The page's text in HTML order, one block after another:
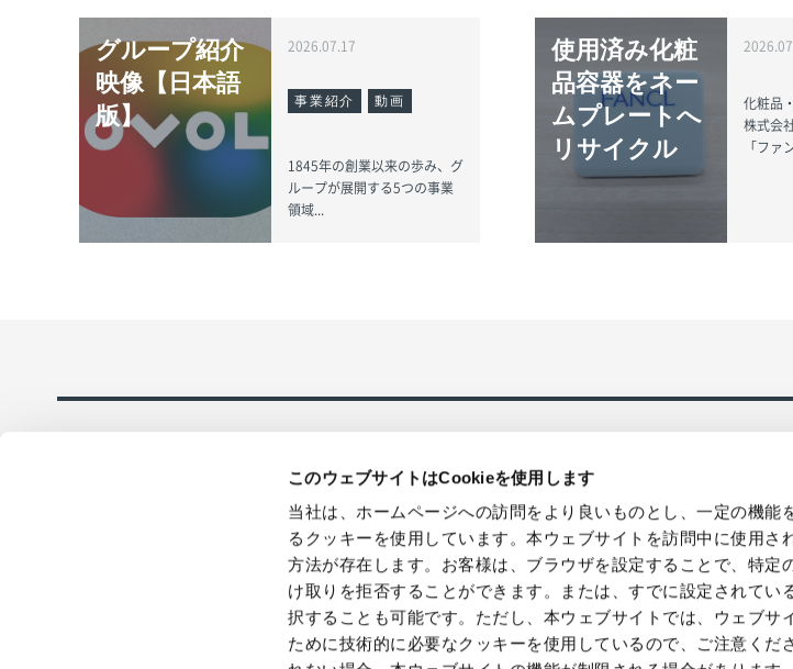
このウェブサイトはCookieを使用します
当社は、ホームページへの訪問をより良いものとし、一定の機能
るクッキーを使用しています。本ウェブサイトを訪問中に使用さ
方法が存在します。お客様は、ブラウザを設定することで、特定
け取りを拒否することができます。または、すでに設定されてい
択することも可能です。ただし、本ウェブサイトでは、ウェブサ
ために技術的に必要なクッキーを使用しているので、ご注意くだ
グループ紹介
映像【日本語
版】
2026.07.17
事業紹介 動画
1845年の創業以来の歩み、グ
ループが展開する5つの事業
領域...
使用済み化粧
品容器をネー
ムプレートへ
リサイクル
化粧品
株式会
「ファン
在庫品即日全国発送、バルク/ロット販売・卸売対
応のECサイト
環境
提案